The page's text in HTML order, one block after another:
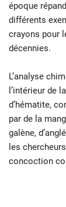
époque
différents
crayons pour
décennies.
L’analyse
l’intérieur de
d’hématite,
par de la
galène,
les
concoction